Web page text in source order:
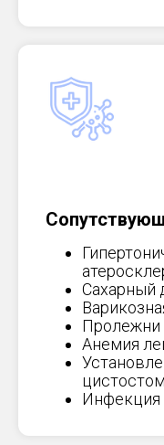
Сахарный
Пролежни
Анемия
Инфекция